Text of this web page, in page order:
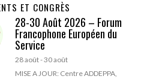
ET CONGRÈS
28-30 Août 2026 – Forum
Francophone Européen du
Service
28 août-30 août
MISE A JOUR: Centre ADDEPPA,